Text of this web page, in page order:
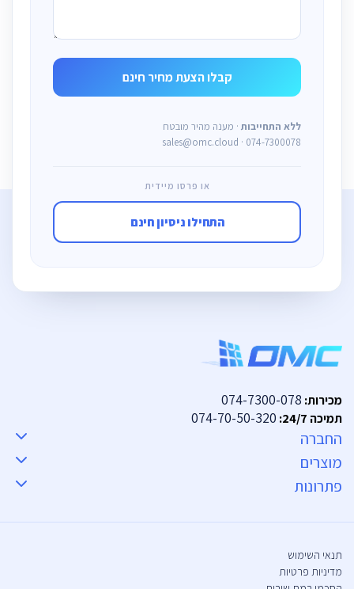
ללא התחייבות · מענה מהיר מובטח
sales@omc.cloud · 074-7300078
או פרסו מיידית
התחילו ניסיון חינם
מכירות: 074-7300-078
תמיכה 24/7: 074-70-50-320
החברה
מוצרים
פתרונות
תנאי השימוש
מדיניות פרטיות